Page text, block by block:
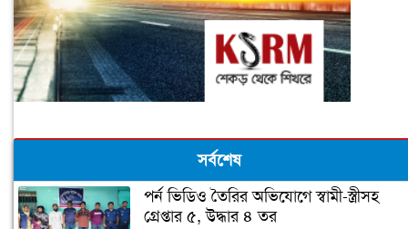
সর্বশেষ
পর্ন ভিডিও তৈরির অভিযোগে স্বামী-স্ত্রীসহ
গ্রেপ্তার ৫, উদ্ধার ৪ তর